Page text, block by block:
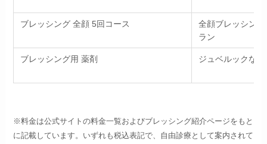
ブレッシング 全顔 5回コース
全顔ブレッシン
ラン
ブレッシング用 薬剤 ジュベルックな
※料金は公式サイトの料金一覧およびブレッシング紹介ページをもと
に記載しています。いずれも税込表記で、自由診療として案内されて